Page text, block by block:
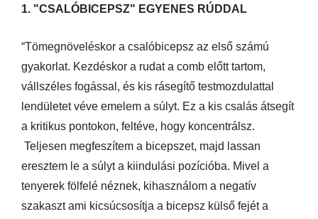
1. "CSALÓBICEPSZ" EGYENES RÚDDAL
“Tömegnöveléskor a csalóbicepsz az első számú
gyakorlat. Kezdéskor a rudat a comb előtt tartom,
vállszéles fogással, és kis rásegítő testmozdulattal
lendületet véve emelem a súlyt. Ez a kis csalás átsegít
a kritikus pontokon, feltéve, hogy koncentrálsz.
Teljesen megfeszítem a bicepszet, majd lassan
eresztem le a súlyt a kiindulási pozícióba. Mivel a
tenyerek fölfelé néznek, kihasználom a negatív
szakaszt ami kicsúcsosítja a bicepsz külső fejét a